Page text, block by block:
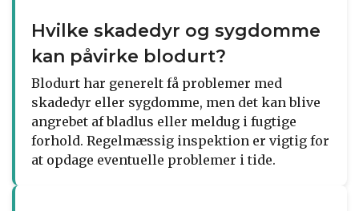
Hvilke skadedyr og sygdomme
kan påvirke blodurt?
Blodurt har generelt få problemer med
skadedyr eller sygdomme, men det kan blive
angrebet af bladlus eller meldug i fugtige
forhold. Regelmæssig inspektion er vigtig for
at opdage eventuelle problemer i tide.